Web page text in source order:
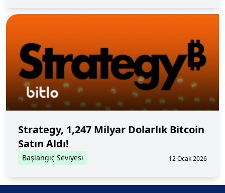
Strategy, 1,247 Milyar Dolarlık Bitcoin
Satın Aldı!
Başlangıç Seviyesi 12 Ocak 2026